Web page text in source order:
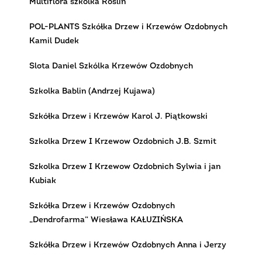
Multiflora szkolka Roslin
POL-PLANTS Szkółka Drzew i Krzewów Ozdobnych
Kamil Dudek
Slota Daniel Szkólka Krzewów Ozdobnych
Szkolka Bablin (Andrzej Kujawa)
Szkółka Drzew i Krzewów Karol J. Piątkowski
Szkolka Drzew I Krzewow Ozdobnich J.B. Szmit
Szkolka Drzew I Krzewow Ozdobnich Sylwia i jan
Kubiak
Szkółka Drzew i Krzewów Ozdobnych
„Dendrofarma” Wiesława KAŁUZIŃSKA
Szkółka Drzew i Krzewów Ozdobnych Anna i Jerzy